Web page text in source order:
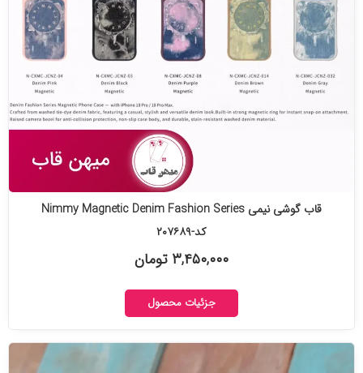
قاب گوشی نیمی Nimmy Magnetic Denim Fashion Series
کد-۲۰۷۶۸۹
۳,۴۵۰,۰۰۰ تومان
جزئیات محصول